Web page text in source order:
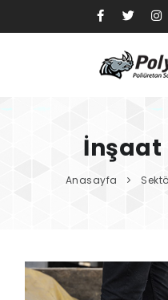
Kurumsal
Ürünler
Blog
İnşaat
Anasayfa